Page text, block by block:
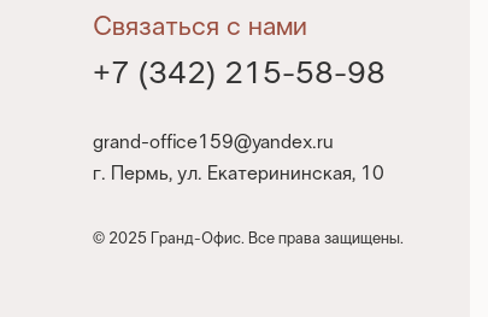
Связаться с нами
+7 (342) 215-58-98
grand-office159@yandex.ru
г. Пермь, ул. Екатерининская, 10
© 2025 Гранд-Офис. Все права защищены.